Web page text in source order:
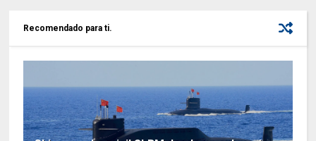
Recomendado para ti.